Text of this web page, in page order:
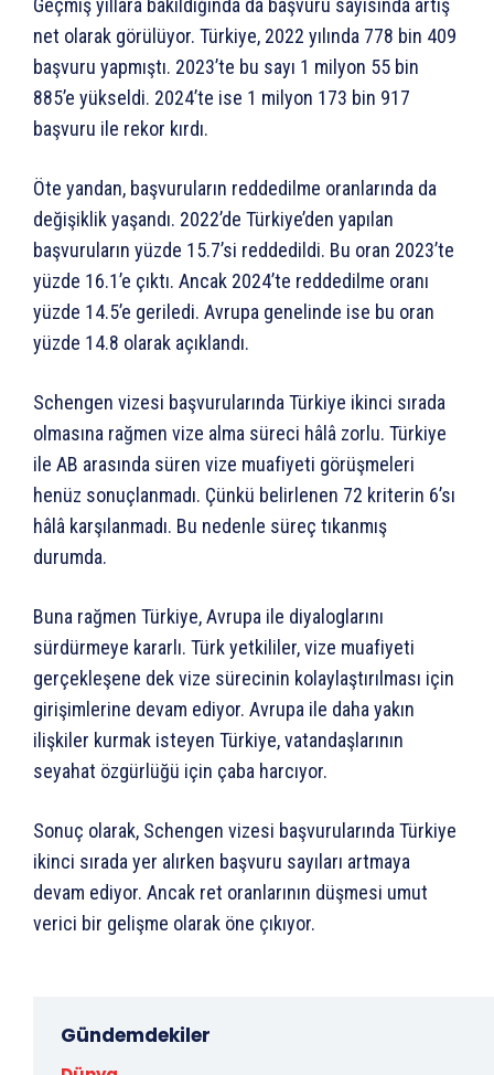
Geçmiş yıllara bakıldığında da başvuru sayısında artış
net olarak görülüyor. Türkiye, 2022 yılında 778 bin 409
başvuru yapmıştı. 2023’te bu sayı 1 milyon 55 bin
885’e yükseldi. 2024’te ise 1 milyon 173 bin 917
başvuru ile rekor kırdı.
Öte yandan, başvuruların reddedilme oranlarında da
değişiklik yaşandı. 2022’de Türkiye’den yapılan
başvuruların yüzde 15.7’si reddedildi. Bu oran 2023’te
yüzde 16.1’e çıktı. Ancak 2024’te reddedilme oranı
yüzde 14.5’e geriledi. Avrupa genelinde ise bu oran
yüzde 14.8 olarak açıklandı.
Schengen vizesi başvurularında Türkiye ikinci sırada
olmasına rağmen vize alma süreci hâlâ zorlu. Türkiye
ile AB arasında süren vize muafiyeti görüşmeleri
henüz sonuçlanmadı. Çünkü belirlenen 72 kriterin 6’sı
hâlâ karşılanmadı. Bu nedenle süreç tıkanmış
durumda.
Buna rağmen Türkiye, Avrupa ile diyaloglarını
sürdürmeye kararlı. Türk yetkililer, vize muafiyeti
gerçekleşene dek vize sürecinin kolaylaştırılması için
girişimlerine devam ediyor. Avrupa ile daha yakın
ilişkiler kurmak isteyen Türkiye, vatandaşlarının
seyahat özgürlüğü için çaba harcıyor.
Sonuç olarak, Schengen vizesi başvurularında Türkiye
ikinci sırada yer alırken başvuru sayıları artmaya
devam ediyor. Ancak ret oranlarının düşmesi umut
verici bir gelişme olarak öne çıkıyor.
Gündemdekiler